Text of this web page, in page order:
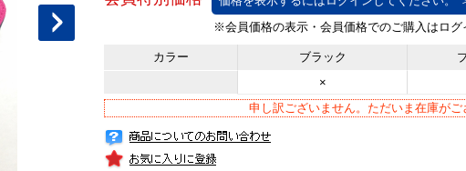
カラー ブラック
×
申し訳ございません。ただいま在庫がご